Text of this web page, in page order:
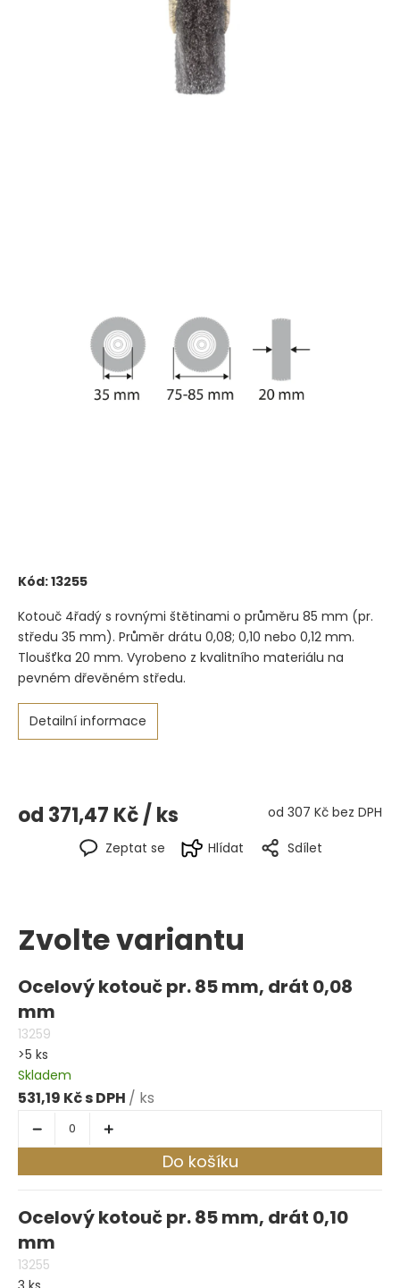
Kód:13255
od 371,47 Kč/ ks od 307 Kč bez DPH
Kotouč 4řadý s rovnými štětinami o průměru 85 mm (pr.
středu 35 mm). Průměr drátu 0,08; 0,10 nebo 0,12 mm.
Tloušťka 20 mm. Vyrobeno z kvalitního materiálu na
pevném dřevěném středu.
Detailní informace
Zeptat se Hlídat Sdílet
Zvolte variantu
Ocelový kotouč pr. 85 mm, drát 0,08
mm
13259
>5 ks
Skladem
531,19 Kč / ks
Do košíku
Ocelový kotouč pr. 85 mm, drát 0,10
mm
13255